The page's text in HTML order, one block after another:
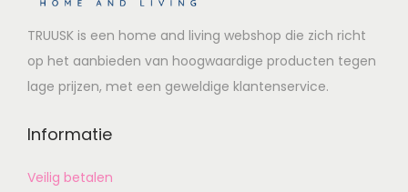
TRUUSK is een home and living webshop die zich richt
op het aanbieden van hoogwaardige producten tegen
lage prijzen, met een geweldige klantenservice.
Informatie
Veilig betalen